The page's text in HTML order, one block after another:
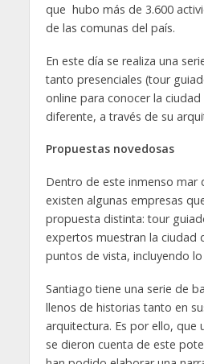
que hubo más de 3.600
de las comunas del país.
En este día se realiza una
tanto presenciales (tour
online para conocer la
diferente, a través de su
Propuestas novedosas
Dentro de este inmenso mar
existen algunas empresas
propuesta distinta: tour
expertos muestran la ciudad
puntos de vista, incluyendo
Santiago tiene una serie de
llenos de historias tanto en
arquitectura. Es por ello, que
se dieron cuenta de este